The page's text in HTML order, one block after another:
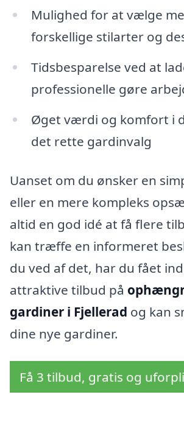
Mulighed for at vælge
forskellige stilarter og
Tidsbesparelse ved at
professionelle gøre
Øget værdi og komfort i
det rette gardinvalg
Uanset om du ønsker en
eller en mere kompleks
altid en god idé at få flere
kan træffe en informeret
du ved af det, har du fået
attraktive tilbud på
gardiner i Fjellerad og kan
dine nye gardiner.
Få 3 tilbud, gratis og